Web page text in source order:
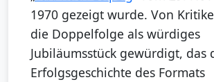
1970 gezeigt wurde. Von
die Doppelfolge als würdiges
Jubiläumsstück gewürdigt, das
Erfolgsgeschichte des Formats